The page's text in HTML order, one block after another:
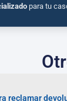
para tu